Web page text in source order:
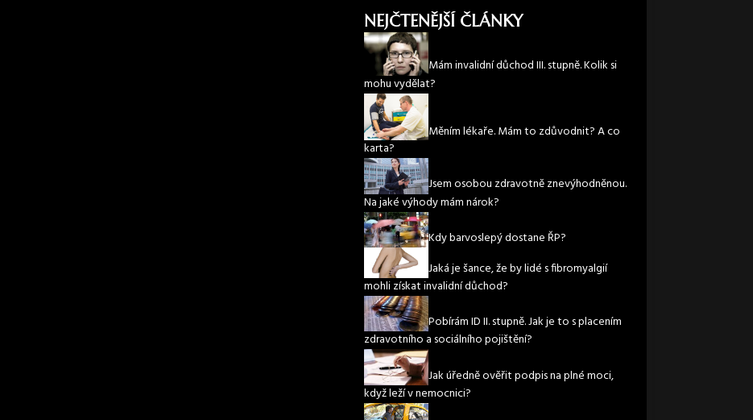
NEJČTENĚJŠÍ ČLÁNKY
Mám invalidní důchod III. stupně. Kolik si
mohu vydělat?
Měním lékaře. Mám to zdůvodnit? A co
karta?
Jsem osobou zdravotně znevýhodněnou.
Na jaké výhody mám nárok?
Kdy barvoslepý dostane ŘP?
Jaká je šance, že by lidé s fibromyalgií
mohli získat invalidní důchod?
Pobírám ID II. stupně. Jak je to s placením
zdravotního a sociálního pojištění?
Jak úředně ověřit podpis na plné moci,
když leží v nemocnici?